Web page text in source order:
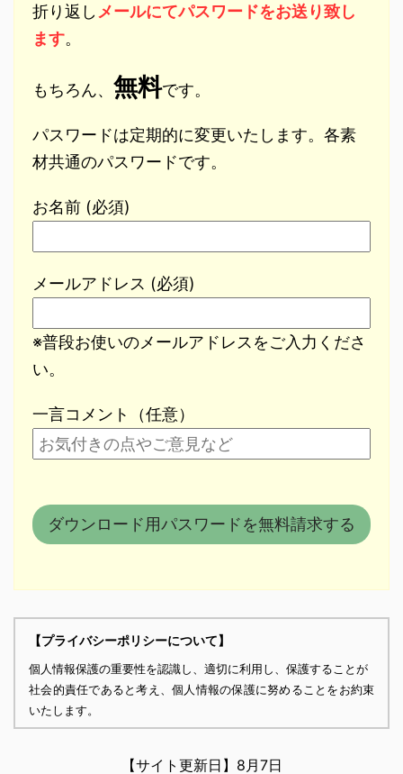
折り返し メールにてパスワードをお送り致し
ます。
もちろん、 無料です。
パスワードは定期的に変更いたします。各素
材共通のパスワードです。
お名前 (必須)
メールアドレス (必須)
※普段お使いのメールアドレスをご入力くださ
い。
一言コメント（任意）
【プライバシーポリシーについて】
個人情報保護の重要性を認識し、適切に利用し、保護することが
社会的責任であると考え、個人情報の保護に努めることをお約束
いたします。
個人情報とは、個人に関する情報であり、氏名、生年月日、性
【サイト更新日】 8月7日